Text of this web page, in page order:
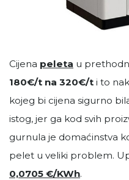
Cijena peleta u
180€/t na 320€/t i to
kojeg bi cijena sigurno
istog, jer ga kod svih
gurnula je domaćinstva
pelet u veliki problem.
0,0705 €/KWh.